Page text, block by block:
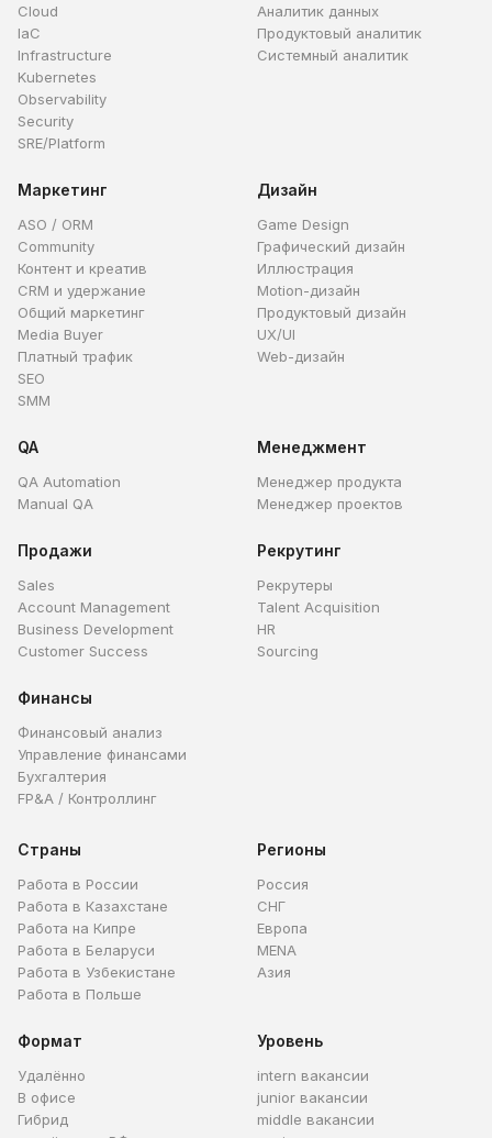
Cloud
IaC
Infrastructure
Kubernetes
Observability
Security
SRE/Platform
Аналитик данных
Продуктовый аналитик
Системный аналитик
Маркетинг
ASO / ORM
Community
Контент и креатив
CRM и удержание
Общий маркетинг
Media Buyer
Платный трафик
SEO
SMM
Дизайн
Game Design
Графический дизайн
Иллюстрация
Motion-дизайн
Продуктовый дизайн
UX/UI
Web-дизайн
QA
QA Automation
Manual QA
Менеджмент
Менеджер продукта
Менеджер проектов
Продажи
Sales
Account Management
Business Development
Customer Success
Рекрутинг
Рекрутеры
Talent Acquisition
HR
Sourcing
Финансы
Финансовый анализ
Управление финансами
Бухгалтерия
FP&A / Контроллинг
Страны
Работа в России
Работа в Казахстане
Работа на Кипре
Работа в Беларуси
Работа в Узбекистане
Работа в Польше
Регионы
Россия
СНГ
Европа
MENA
Азия
Формат
Удалённо
В офисе
Гибрид
Уровень
intern вакансии
junior вакансии
middle вакансии